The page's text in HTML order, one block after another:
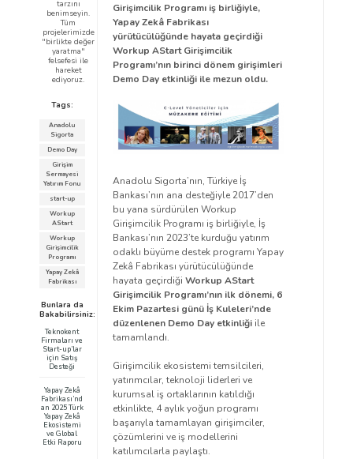
tarzını
benimseyin.
Tüm
projelerimizde
"birlikte değer
yaratma"
felsefesi ile
hareket
ediyoruz.
Tags:
Anadolu
Sigorta
Demo Day
Girişim
Sermayesi
Yatırım Fonu
start-up
Workup
AStart
Workup
Girişimcilik
Programı
Yapay Zekâ
Fabrikası
Bunlara da
Bakabilirsiniz:
Teknokent
Firmaları ve
Start-up’lar
için Satış
Desteği
Yapay Zekâ
Fabrikası’nd
an 2025 Türk
Yapay Zekâ
Ekosistemi
ve Global
Etki Raporu
Girişimcilik Programı iş birliğiyle,
Yapay Zekâ Fabrikası
yürütücülüğünde hayata geçirdiği
Workup AStart Girişimcilik
Programı’nın birinci dönem girişimleri
Demo Day etkinliği ile mezun oldu.
Anadolu Sigorta’nın, Türkiye İş
Bankası’nın ana desteğiyle 2017’den
bu yana sürdürülen Workup
Girişimcilik Programı iş birliğiyle, İş
Bankası’nın 2023’te kurduğu yatırım
odaklı büyüme destek programı Yapay
Zekâ Fabrikası yürütücülüğünde
hayata geçirdiği Workup AStart
Girişimcilik Programı’nın ilk dönemi, 6
Ekim Pazartesi günü İş Kuleleri’nde
düzenlenen Demo Day etkinliği ile
tamamlandı.
Girişimcilik ekosistemi temsilcileri,
yatırımcılar, teknoloji liderleri ve
kurumsal iş ortaklarının katıldığı
etkinlikte, 4 aylık yoğun programı
başarıyla tamamlayan girişimciler,
çözümlerini ve iş modellerini
katılımcılarla paylaştı.